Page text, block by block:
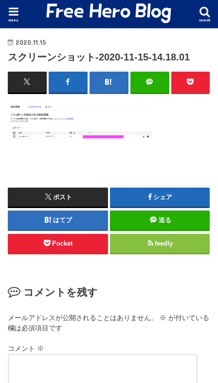
search
menu
2020.11.15
スクリーンショット-2020-11-15-14.18.01
ポスト シェア
はてブ 送る
Pocket feedly
コメントを残す
メールアドレスが公開されることはありません。 ※ が付いている
欄は必須項目です
コメント ※